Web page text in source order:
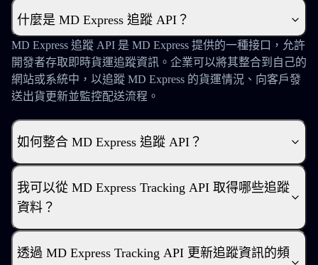
什麼是 MD Express 追蹤 API？
MD Express 追蹤 API 是 MD Express 提供的一種接口，允許
開發者存取即時貨運追蹤資訊。企業可以將其整合到自己的
網站或系統中，以追蹤 MD Express 的貨運情況、向客戶發
送出貨更新並監控配送流程。
如何整合 MD Express 追蹤 API？
我可以從 MD Express Tracking API 取得哪些追蹤
資料？
透過 MD Express Tracking API 更新追蹤資訊的頻